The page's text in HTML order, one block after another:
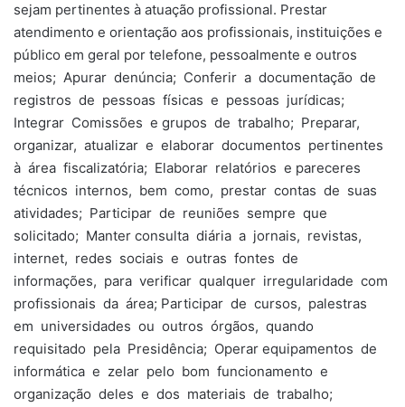
sejam pertinentes à atuação profissional. Prestar
atendimento e orientação aos profissionais, instituições e
público em geral por telefone, pessoalmente e outros
meios; Apurar denúncia; Conferir a documentação de
registros de pessoas físicas e pessoas jurídicas;
Integrar Comissões e grupos de trabalho; Preparar,
organizar, atualizar e elaborar documentos pertinentes
à área fiscalizatória; Elaborar relatórios e pareceres
técnicos internos, bem como, prestar contas de suas
atividades; Participar de reuniões sempre que
solicitado; Manter consulta diária a jornais, revistas,
internet, redes sociais e outras fontes de
informações, para verificar qualquer irregularidade com
profissionais da área; Participar de cursos, palestras
em universidades ou outros órgãos, quando
requisitado pela Presidência; Operar equipamentos de
informática e zelar pelo bom funcionamento e
organização deles e dos materiais de trabalho;